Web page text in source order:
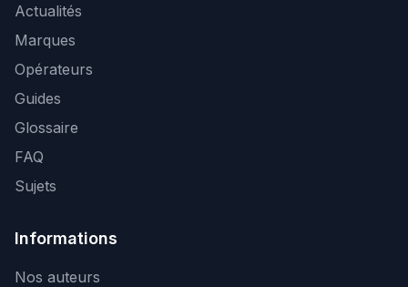
Actualités
Marques
Opérateurs
Guides
Glossaire
FAQ
Sujets
Informations
Nos auteurs